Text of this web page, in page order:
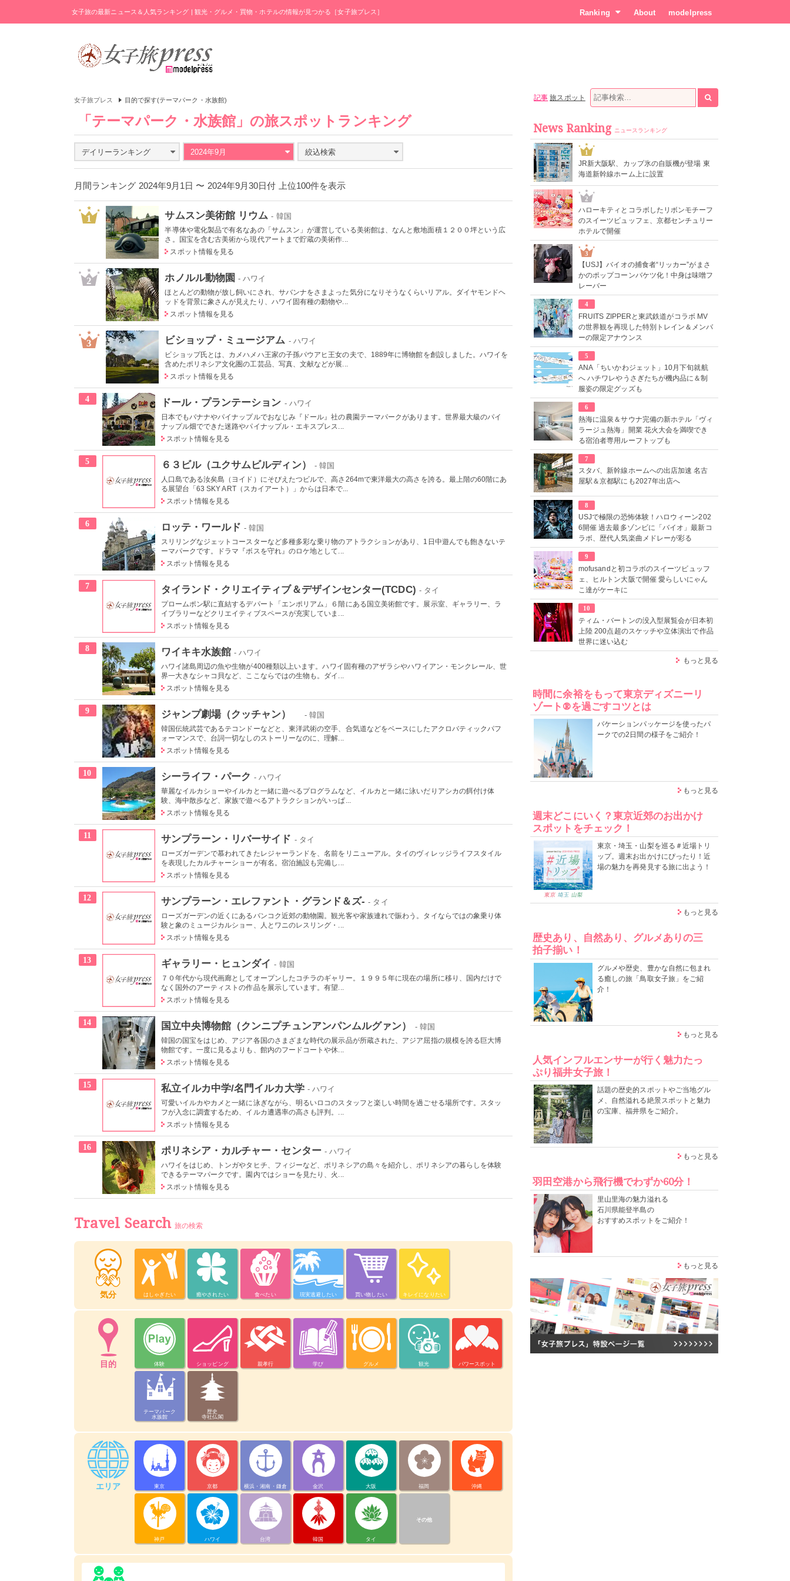
女子旅の最新ニュース＆人気ランキング | 観光・グルメ・買物・ホテルの情報が見つかる［女子旅プレス］ Ranking About modelpress
女子旅プレス 目的で探す(テーマパーク・水族館)
「テーマパーク・水族館」の旅スポットランキング
デイリーランキング 2024年9月 絞込検索
月間ランキング 2024年9月1日 〜 2024年9月30日付 上位100件を表示
1 サムスン美術館 リウム - 韓国
半導体や電化製品で有名なあの「サムスン」が運営している美術館は、なんと敷地面積１２００坪という広
さ。国宝を含む古美術から現代アートまで貯蔵の美術作...
スポット情報を見る
2 ホノルル動物園 - ハワイ
ほとんどの動物が放し飼いにされ、サバンナをさまよった気分になりそうなくらいリアル。ダイヤモンドヘ
ッドを背景に象さんが見えたり、ハワイ固有種の動物や...
スポット情報を見る
3 ビショップ・ミュージアム - ハワイ
ビショップ氏とは、カメハメハ王家の子孫パウアヒ王女の夫で、1889年に博物館を創設しました。ハワイを
含めたポリネシア文化圏の工芸品、写真、文献などが展...
スポット情報を見る
4 ドール・プランテーション - ハワイ
日本でもバナナやパイナップルでおなじみ『ドール』社の農園テーマパークがあります。世界最大級のパイ
ナップル畑でできた迷路やパイナップル・エキスプレス...
スポット情報を見る
5 ６３ビル（ユクサムビルディン） - 韓国
人口島である汝矣島（ヨイド）にそびえたつビルで、高さ264mで東洋最大の高さを誇る。最上階の60階にあ
る展望台「63 SKY ART（スカイアート）」からは日本で...
スポット情報を見る
6 ロッテ・ワールド - 韓国
スリリングなジェットコースターなど多種多彩な乗り物のアトラクションがあり、1日中遊んでも飽きないテ
ーマパークです。ドラマ『ボスを守れ』のロケ地として...
スポット情報を見る
7 タイランド・クリエイティブ＆デザインセンター(TCDC) - タイ
プロームポン駅に直結するデパート「エンポリアム」６階にある国立美術館です。展示室、ギャラリー、ラ
イブラリーなどクリエイティブスペースが充実していま...
スポット情報を見る
8 ワイキキ水族館 - ハワイ
ハワイ諸島周辺の魚や生物が400種類以上います。ハワイ固有種のアザラシやハワイアン・モンクレール、世
界一大きなシャコ貝など、ここならではの生物も。ダイ...
スポット情報を見る
9 ジャンプ劇場（クッチャン） - 韓国
韓国伝統武芸であるテコンドーなどと、東洋武術の空手、合気道などをベースにしたアクロバティックパフ
ォーマンスで、台詞一切なしのストーリーなのに、理解...
スポット情報を見る
10 シーライフ・パーク - ハワイ
華麗なイルカショーやイルカと一緒に遊べるプログラムなど、イルカと一緒に泳いだりアシカの餌付け体
験、海中散歩など、家族で遊べるアトラクションがいっぱ...
スポット情報を見る
11 サンプラーン・リバーサイド - タイ
ローズガーデンで慕われてきたレジャーランドを、名前をリニューアル。タイのヴィレッジライフスタイル
を表現したカルチャーショーが有名。宿泊施設も完備し...
スポット情報を見る
12 サンプラーン・エレファント・グランド＆ズ- - タイ
ローズガーデンの近くにあるバンコク近郊の動物園。観光客や家族連れで賑わう。タイならではの象乗り体
験と象のミュージカルショー、人とワニのレスリング・...
スポット情報を見る
13 ギャラリー・ヒュンダイ - 韓国
７０年代から現代画廊としてオープンしたコチラのギャリー。１９９５年に現在の場所に移り、国内だけで
なく国外のアーティストの作品を展示しています。有望...
スポット情報を見る
14 国立中央博物館（クンニプチュンアンパンムルグァン） - 韓国
韓国の国宝をはじめ、アジア各国のさまざまな時代の展示品が所蔵された、アジア屈指の規模を誇る巨大博
物館です。一度に見るよりも、館内のフードコートや休...
スポット情報を見る
15 私立イルカ中学/名門イルカ大学 - ハワイ
可愛いイルカやカメと一緒に泳ぎながら、明るいロコのスタッフと楽しい時間を過ごせる場所です。スタッ
フが入念に調査するため、イルカ遭遇率の高さも評判。...
スポット情報を見る
16 ポリネシア・カルチャー・センター - ハワイ
ハワイをはじめ、トンガやタヒチ、フィジーなど、ポリネシアの島々を紹介し、ポリネシアの暮らしを体験
できるテーマパークです。園内ではショーを見たり、火...
スポット情報を見る
Travel Search 旅の検索
気分 はしゃぎたい 癒やされたい 食べたい 現実逃避したい 買い物したい キレイになりたい
目的 体験 ショッピング 親孝行 学び グルメ 観光 パワースポット
テーマパーク
水族館
歴史
寺社仏閣
エリア 東京 京都 横浜・湘南・鎌倉 金沢 大阪 福岡 沖縄
神戸 ハワイ 台湾 韓国 タイ
その他
記事 旅スポット
News Ranking ニュースランキング
1
JR新大阪駅、カップ氷の自販機が登場 東
海道新幹線ホーム上に設置
2
ハローキティとコラボしたリボンモチーフ
のスイーツビュッフェ、京都センチュリー
ホテルで開催
3
【USJ】バイオの捕食者“リッカー”がまさ
かのポップコーンバケツ化！中身は味噌フ
レーバー
4
FRUITS ZIPPERと東武鉄道がコラボ MV
の世界観を再現した特別トレイン＆メンバ
ーの限定アナウンス
5
ANA「ちいかわジェット」10月下旬就航
へ ハチワレやうさぎたちが機内品に＆制
服姿の限定グッズも
6
熱海に温泉＆サウナ完備の新ホテル「ヴィ
ラージュ熱海」開業 花火大会を満喫でき
る宿泊者専用ルーフトップも
7
スタバ、新幹線ホームへの出店加速 名古
屋駅＆京都駅にも2027年出店へ
8
USJで極限の恐怖体験！ハロウィーン202
6開催 過去最多ゾンビに「バイオ」最新コ
ラボ、歴代人気楽曲メドレーが彩る
9
mofusandと初コラボのスイーツビュッフ
ェ、ヒルトン大阪で開催 愛らしいにゃん
こ達がケーキに
10
ティム・バートンの没入型展覧会が日本初
上陸 200点超のスケッチや立体演出で作品
世界に迷い込む
もっと見る
時間に余裕をもって東京ディズニーリ
ゾート®を過ごすコツとは
バケーションパッケージを使ったパ
ークでの2日間の様子をご紹介！
もっと見る
週末どこにいく？東京近郊のお出かけ
スポットをチェック！
東京・埼玉・山梨を巡る＃近場トリ
ップ。週末お出かけにぴったり！近
場の魅力を再発見する旅に出よう！
もっと見る
歴史あり、自然あり、グルメありの三
拍子揃い！
グルメや歴史、豊かな自然に包まれ
る癒しの旅「鳥取女子旅」をご紹
介！
もっと見る
人気インフルエンサーが行く魅力たっ
ぷり福井女子旅！
話題の歴史的スポットやご当地グル
メ、自然溢れる絶景スポットと魅力
の宝庫、福井県をご紹介。
もっと見る
羽田空港から飛行機でわずか60分！
里山里海の魅力溢れる
石川県能登半島の
おすすめスポットをご紹介！
もっと見る